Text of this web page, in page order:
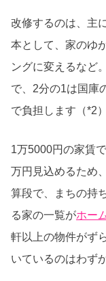
改修するのは、主
本として、家のゆ
ングに変えるなど
で、2分の1は国庫
で負担します（*2）
1万5000円の家賃
万円見込めるため
算段で、まちの持
る家の一覧がホー
軒以上の物件がず
いているのはわず